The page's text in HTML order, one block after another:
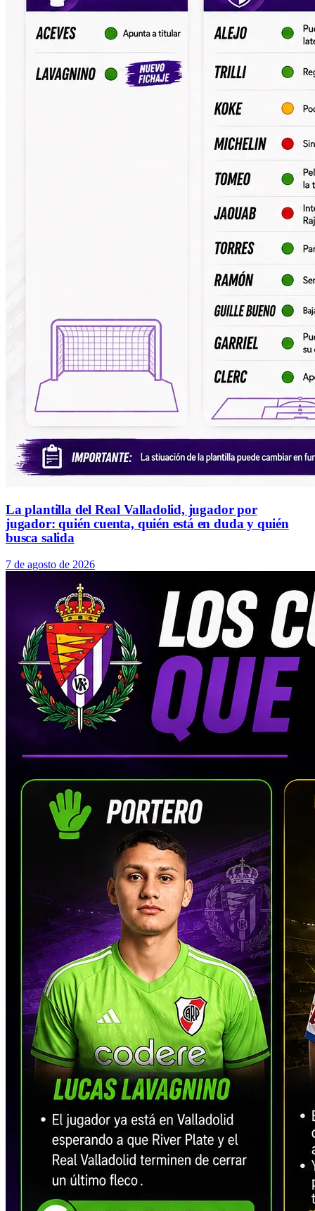
La plantilla del Real Valladolid, jugador por
jugador: quién cuenta, quién está en duda y quién
busca salida
7 de agosto de 2026